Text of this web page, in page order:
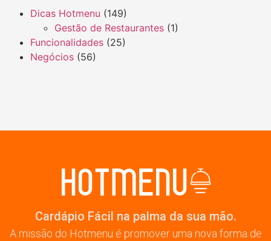
Dicas Hotmenu (149)
Gestão de Restaurantes (1)
Funcionalidades (25)
Negócios (56)
Cardápio Fácil na palma da sua mão.
A missão do Hotmenu é promover uma nova forma de